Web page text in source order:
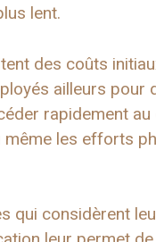
lent.
des coûts
ailleurs pour
rapidement
les efforts
qui considèrent